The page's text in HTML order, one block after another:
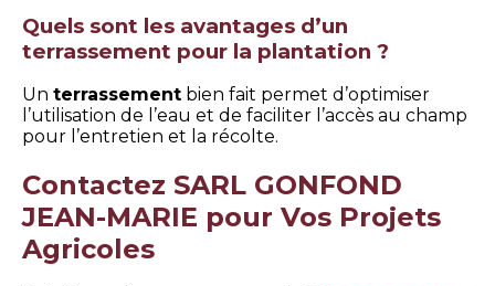
Quels sont les avantages d’un
terrassement pour la plantation ?
Un terrassement bien fait permet d’optimiser
l’utilisation de l’eau et de faciliter l’accès au champ
pour l’entretien et la récolte.
Contactez SARL GONFOND
JEAN-MARIE pour Vos Projets
Agricoles